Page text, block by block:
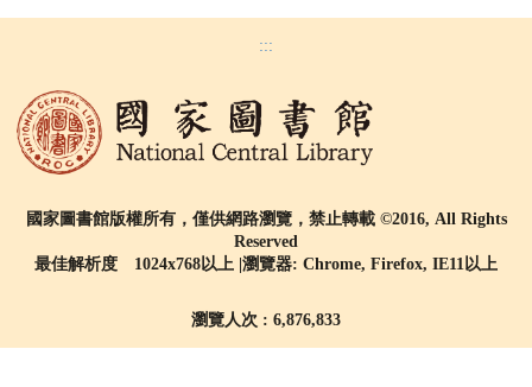
:::
國家圖書館版權所有，僅供網路瀏覽，禁止轉載 ©2016, All Rights
Reserved
最佳解析度 1024x768以上 |瀏覽器: Chrome, Firefox, IE11以上
瀏覽人次 : 6,876,833